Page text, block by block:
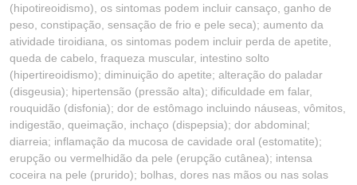
(hipotireoidismo), os sintomas podem incluir cansaço, ganho de
peso, constipação, sensação de frio e pele seca); aumento da
atividade tiroidiana, os sintomas podem incluir perda de apetite,
queda de cabelo, fraqueza muscular, intestino solto
(hipertireoidismo); diminuição do apetite; alteração do paladar
(disgeusia); hipertensão (pressão alta); dificuldade em falar,
rouquidão (disfonia); dor de estômago incluindo náuseas, vômitos,
indigestão, queimação, inchaço (dispepsia); dor abdominal;
diarreia; inflamação da mucosa de cavidade oral (estomatite);
erupção ou vermelhidão da pele (erupção cutânea); intensa
coceira na pele (prurido); bolhas, dores nas mãos ou nas solas